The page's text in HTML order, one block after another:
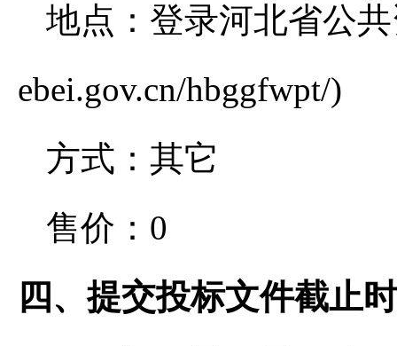
地点：登录河北省公
ebei.gov.cn/hbggfwpt/)
方式：其它
售价：0
四、提交投标文件截止